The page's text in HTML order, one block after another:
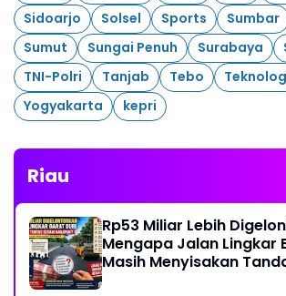
Sidoarjo
Solsel Sports Sumbar
Sumut
Sungai Penuh Surabaya
TNI-Polri
Tanjab Tebo
Yogyakarta
kepri
Riau
Rp53 Miliar Lebih
Mengapa Jalan Lingkar
Masih Menyisakan